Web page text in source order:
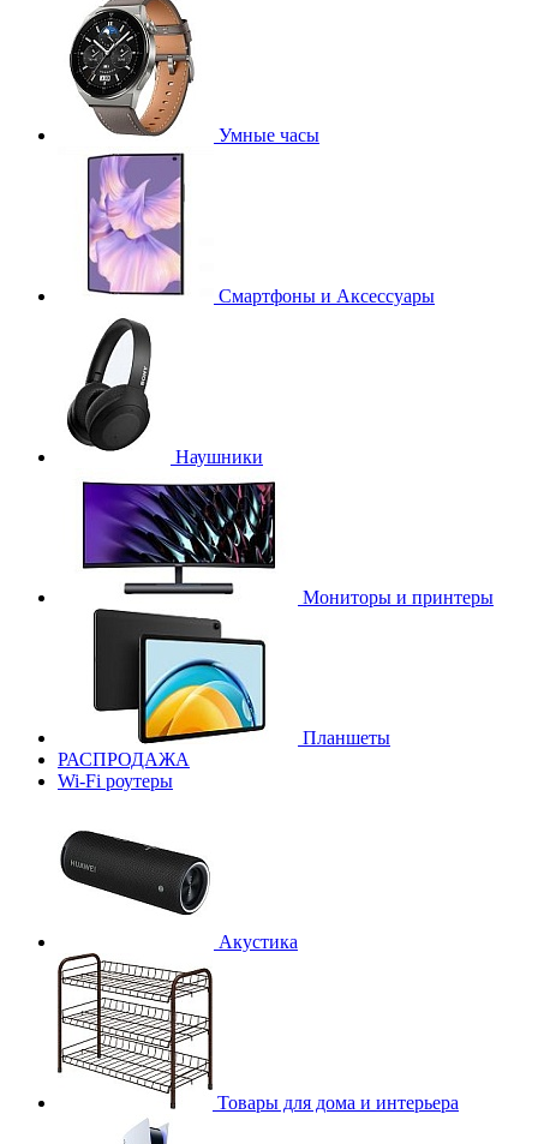
Умные часы
Смартфоны и Аксессуары
Наушники
Мониторы и принтеры
Планшеты
РАСПРОДАЖА
Wi-Fi роутеры
Акустика
Товары для дома и интерьера